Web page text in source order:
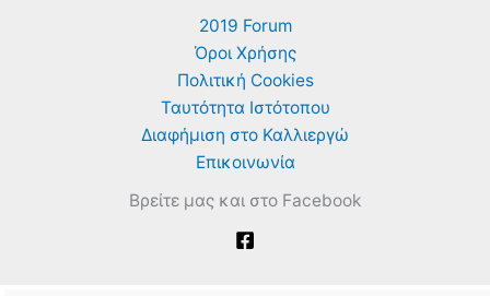
2019 Forum
Όροι Χρήσης
Πολιτική Cookies
Ταυτότητα Ιστότοπου
Διαφήμιση στο Καλλιεργώ
Επικοινωνία
Βρείτε μας και στο Facebook